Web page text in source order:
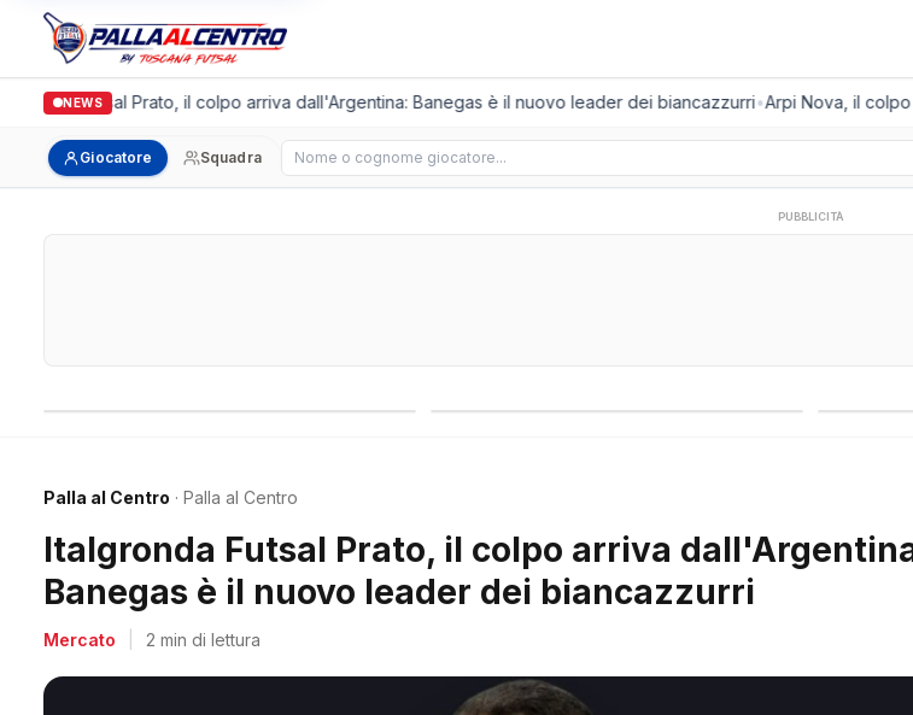
NEWS
Futsal Prato, il colpo arriva dall'Argentina: Banegas è il nuovo leader dei biancazzurri•Arpi Nova, il colpo
Giocatore Squadra Cerca giocatore
PUBBLICITÀ
Palla al Centro · Palla al Centro
Arpi Nova, il colpo dell'estate è servito: arriva
Berti, il re dei bomber toscani
Mercato 2 min di lettura